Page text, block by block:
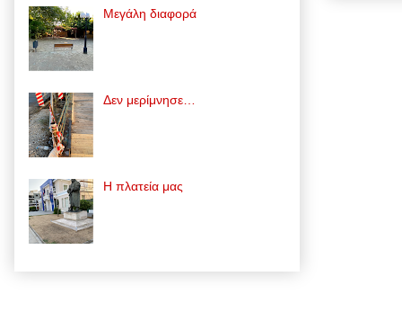
Μεγάλη διαφορά
Δεν μερίμνησε…
Η πλατεία μας